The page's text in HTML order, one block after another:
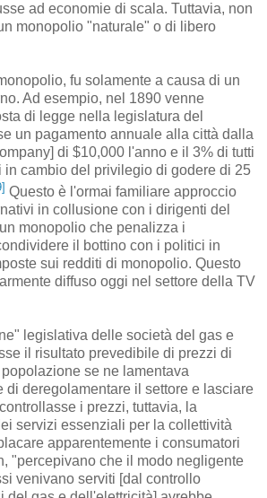
ad economie di scala. Tuttavia, non
monopolio "naturale" o di libero
fu solamente a causa di un
Ad esempio, nel 1890 venne
di legge nella legislatura del
un pagamento annuale alla città dalla
di $10,000 l'anno e il 3% di tutti
in cambio del privilegio di godere di 25
Questo è l'ormai familiare approccio
in collusione con i dirigenti del
monopolio che penalizza i
il bottino con i politici in
sui redditi di monopolio. Questo
diffuso oggi nel settore della TV
legislativa delle società del gas e
il risultato prevedibile di prezzi di
se ne lamentava
di deregolamentare il settore e lasciare
i prezzi, tuttavia, la
servizi essenziali per la collettività
apparentemente i consumatori
"percepivano che il modo negligente
venivano serviti [dal controllo